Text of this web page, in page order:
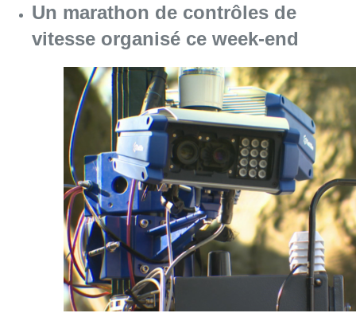
Un marathon de contrôles de
vitesse organisé ce week-end